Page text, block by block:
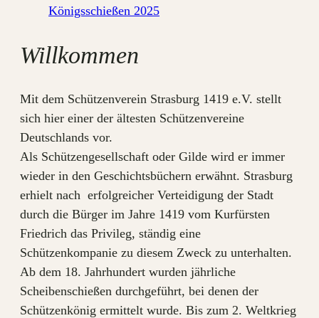
Königsschießen 2025
Willkommen
Mit dem Schützenverein Strasburg 1419 e.V. stellt
sich hier einer der ältesten Schützenvereine
Deutschlands vor.
Als Schützengesellschaft oder Gilde wird er immer
wieder in den Geschichtsbüchern erwähnt. Strasburg
erhielt nach erfolgreicher Verteidigung der Stadt
durch die Bürger im Jahre 1419 vom Kurfürsten
Friedrich das Privileg, ständig eine
Schützenkompanie zu diesem Zweck zu unterhalten.
Ab dem 18. Jahrhundert wurden jährliche
Scheibenschießen durchgeführt, bei denen der
Schützenkönig ermittelt wurde. Bis zum 2. Weltkrieg